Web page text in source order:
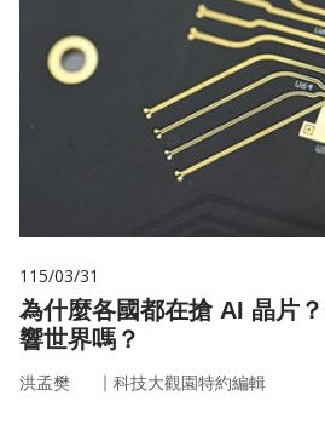
115/03/31
為什麼各國都在搶 AI 晶片
響世界嗎？
洪孟樊 ｜ 科技大觀園特約編輯